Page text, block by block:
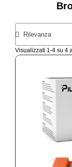
Visualizzati 1-4 su 4